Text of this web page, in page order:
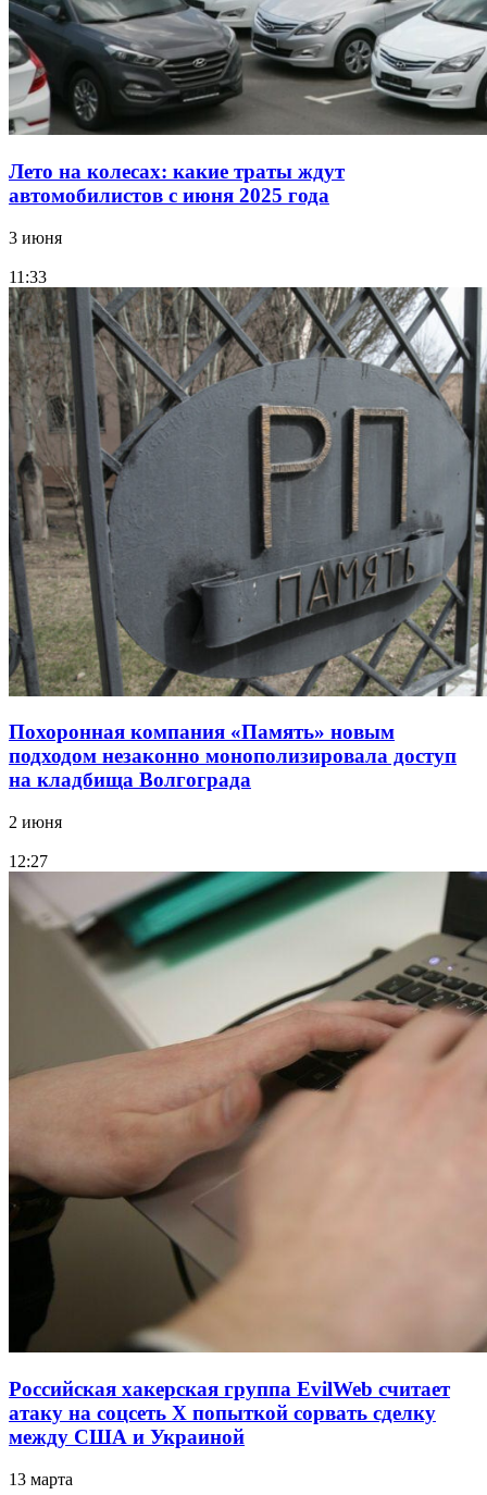
Лето на колесах: какие траты ждут
автомобилистов с июня 2025 года
3 июня
11:33
Похоронная компания «Память» новым
подходом незаконно монополизировала доступ
на кладбища Волгограда
2 июня
12:27
Российская хакерская группа EvilWeb считает
атаку на соцсеть Х попыткой сорвать сделку
между США и Украиной
13 марта